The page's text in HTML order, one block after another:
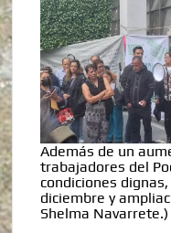
Además de un
trabajadores del
condiciones
diciembre y
Shelma Navarrete.)